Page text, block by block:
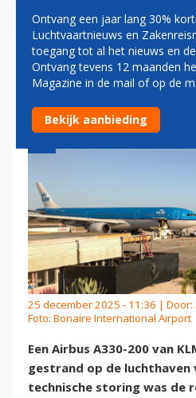
KLM AIRBUS
BONAIRE OP
25 december 2025 - 11:36 | Door:
Foto: Bonaire International Airport
Een Airbus A330-200 van
gestrand op de luchthaven
technische storing was de
Ontvang een jaar lang 30%
Luchtvaartnieuws en
toegang tot al het nieuws en
Ontvang tevens 12 maanden
Magazine in de mail of op de
Bekijk aanbieding